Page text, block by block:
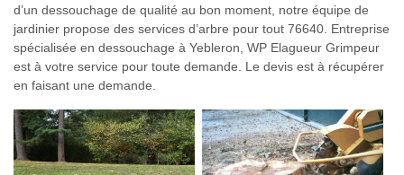
d’un dessouchage de qualité au bon moment, notre équipe de
jardinier propose des services d’arbre pour tout 76640. Entreprise
spécialisée en dessouchage à Yebleron, WP Elagueur Grimpeur
est à votre service pour toute demande. Le devis est à récupérer
en faisant une demande.